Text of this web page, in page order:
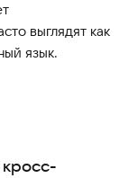
выглядят как
язык.